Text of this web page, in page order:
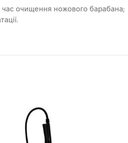
час очищення ножового барабана;